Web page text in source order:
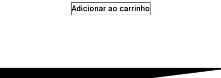
Adicionar ao carrinho